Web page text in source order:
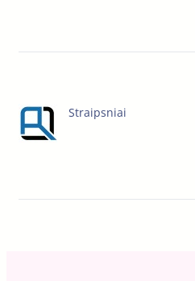
Straipsniai